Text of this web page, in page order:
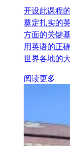
开设此课程
奠定扎实的
方面的关键
用英语的正
世界各地的大
阅读更多